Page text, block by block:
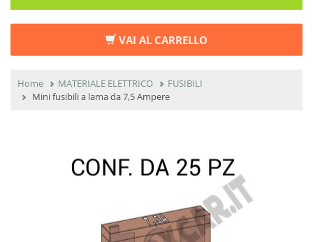
VAI AL CARRELLO
Home MATERIALE ELETTRICO
FUSIBILI
Mini fusibili a lama da 7,5 Ampere